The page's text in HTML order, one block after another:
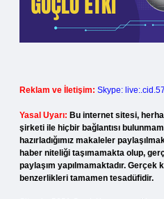
Reklam ve İletişim: Skype:
Yasal Uyarı: Bu internet sitesi,
şirketi ile hiçbir bağlantısı
hazırladığımız makaleler
haber niteliği taşımamakta olup,
paylaşım yapılmamaktadır.
benzerlikleri tamamen tesadüfidir.